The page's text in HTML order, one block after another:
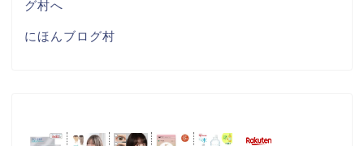
にほんブログ村